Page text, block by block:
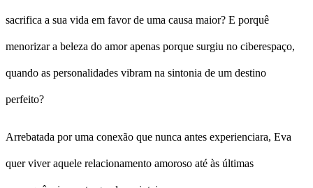
sacrifica a sua vida em favor de uma causa maior? E porquê
menorizar a beleza do amor apenas porque surgiu no ciberespaço,
quando as personalidades vibram na sintonia de um destino
perfeito?
Arrebatada por uma conexão que nunca antes experienciara, Eva
quer viver aquele relacionamento amoroso até às últimas